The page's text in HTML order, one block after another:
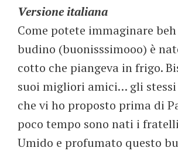
Versione italiana
Come potete immaginare
budino (buonisssimooo) è
cotto che piangeva in frigo.
suoi migliori amici… gli
che vi ho proposto prima di
poco tempo sono nati i
Umido e profumato questo